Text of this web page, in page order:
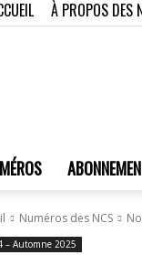
À PROPOS DES
Numéros des NCS
– Automne 2025